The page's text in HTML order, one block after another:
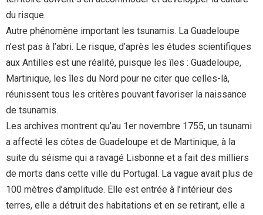
du risque.
Autre phénomène important les tsunamis. La Guadeloupe
n’est pas à l’abri. Le risque, d’après les études scientifiques
aux Antilles est une réalité, puisque les îles : Guadeloupe,
Martinique, les îles du Nord pour ne citer que celles-là,
réunissent tous les critères pouvant favoriser la naissance
de tsunamis.
Les archives montrent qu’au 1er novembre 1755, un tsunami
a affecté les côtes de Guadeloupe et de Martinique, à la
suite du séisme qui a ravagé Lisbonne et a fait des milliers
de morts dans cette ville du Portugal. La vague avait plus de
100 mètres d’amplitude. Elle est entrée à l’intérieur des
terres, elle a détruit des habitations et en se retirant, elle a